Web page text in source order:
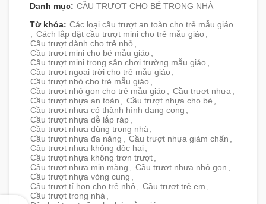
Danh mục: CẦU TRƯỢT CHO BÉ TRONG NHÀ
Từ khóa: Các loại cầu trượt an toàn cho trẻ mẫu giáo
Cách lắp đặt cầu trượt mini cho trẻ mẫu giáo
Cầu trượt dành cho trẻ nhỏ
Cầu trượt mini cho bé mẫu giáo
Cầu trượt mini trong sân chơi trường mẫu giáo
Cầu trượt ngoại trời cho trẻ mẫu giáo
Cầu trượt nhỏ cho trẻ mẫu giáo
Cầu trượt nhỏ gọn cho trẻ mẫu giáo
Cầu trượt nhựa
Cầu trượt nhựa an toàn
Cầu trượt nhựa cho bé
Cầu trượt nhựa có thành hình dạng cong
Cầu trượt nhựa dễ lắp ráp
Cầu trượt nhựa dùng trong nhà
Cầu trượt nhựa đa năng
Cầu trượt nhựa giảm chấn
Cầu trượt nhựa không độc hại
Cầu trượt nhựa không trơn trượt
Cầu trượt nhựa mịn màng
Cầu trượt nhựa nhỏ gọn
Cầu trượt nhựa vòng cung
Cầu trượt tí hon cho trẻ nhỏ
Cầu trượt trẻ em
Cầu trượt trong nhà